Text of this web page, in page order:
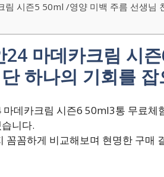
림 시즌5 50ml /영양 미백 주름 선생님
24 마데카크림 시
하나의 기회를 잡
데카크림 시즌6 50ml3통 무료체
니다.
꼼꼼하게 비교해보며 현명한 구매